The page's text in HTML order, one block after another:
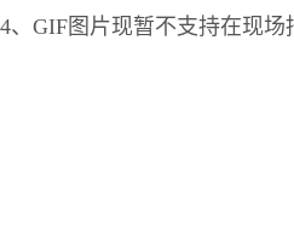
4、GIF图片现暂不支持在现